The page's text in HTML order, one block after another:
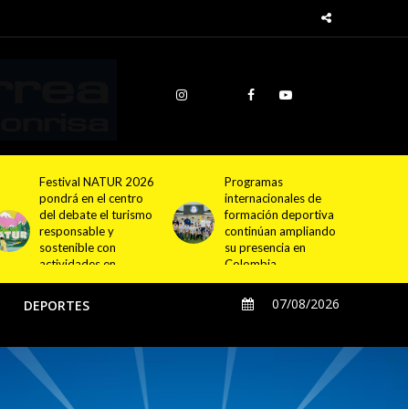
Programas
internacionales de
formación deportiva
continúan ampliando
su presencia en
Colombia
Cundinamarca
proyecta la
construcción de
4.000 nuevas
viviendas en 12
municipios
DEPORTES 07/08/2026